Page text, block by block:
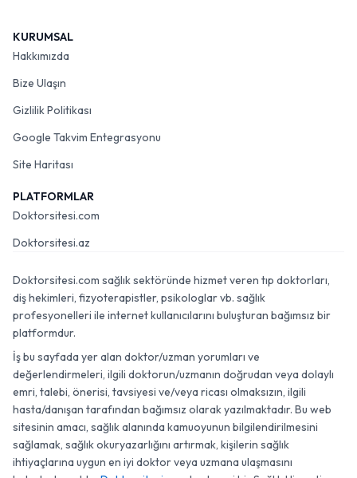
KURUMSAL
Hakkımızda
Bize Ulaşın
Gizlilik Politikası
Google Takvim Entegrasyonu
Site Haritası
PLATFORMLAR
Doktorsitesi.com
Doktorsitesi.az
Doktorsitesi.com sağlık sektöründe hizmet veren tıp doktorları,
diş hekimleri, fizyoterapistler, psikologlar vb. sağlık
profesyonelleri ile internet kullanıcılarını buluşturan bağımsız bir
platformdur.
İş bu sayfada yer alan doktor/uzman yorumları ve
değerlendirmeleri, ilgili doktorun/uzmanın doğrudan veya dolaylı
emri, talebi, önerisi, tavsiyesi ve/veya ricası olmaksızın, ilgili
hasta/danışan tarafından bağımsız olarak yazılmaktadır. Bu web
sitesinin amacı, sağlık alanında kamuoyunun bilgilendirilmesini
sağlamak, sağlık okuryazarlığını artırmak, kişilerin sağlık
ihtiyaçlarına uygun en iyi doktor veya uzmana ulaşmasını